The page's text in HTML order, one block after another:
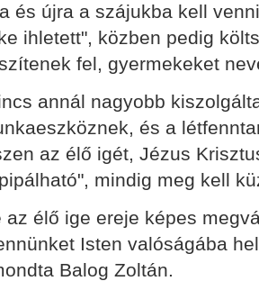
és újra a szájukba kell
ihletett", közben pedig
fel, gyermekeket
annál nagyobb
és a
az élő igét, Jézus
mindig meg kell
az élő ige ereje képes
Isten valóságába
Balog Zoltán.